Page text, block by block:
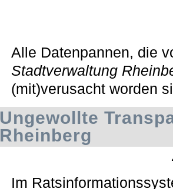
Alle Datenpannen, die
Stadtverwaltung
(mit)verusacht worden
Ungewollte
Rheinberg
Im